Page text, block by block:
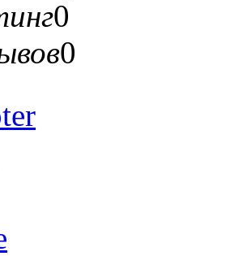
0
0